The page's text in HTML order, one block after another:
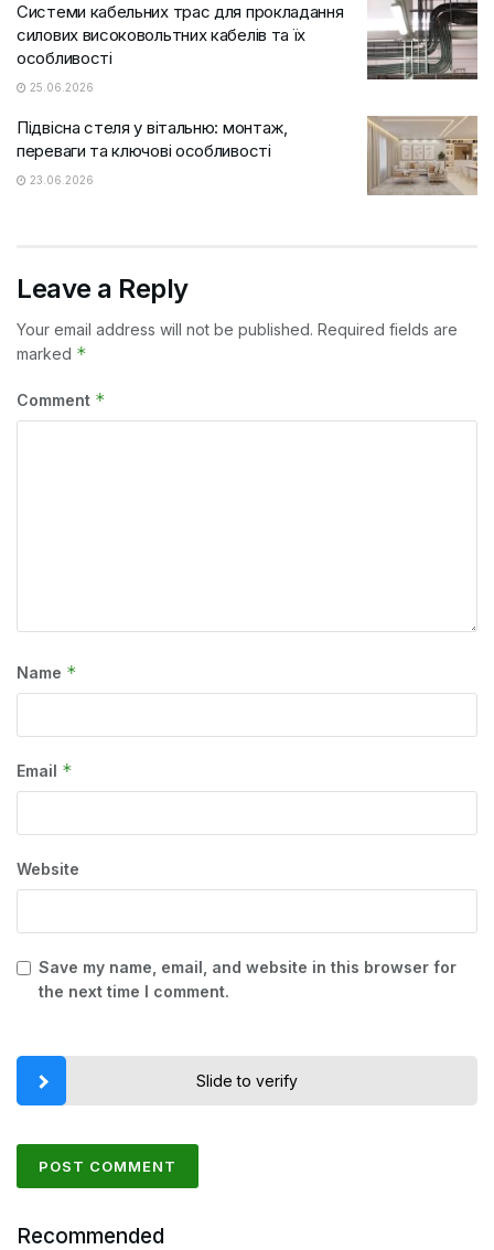
Системи кабельних трас для прокладання
силових високовольтних кабелів та їх
особливості
25.06.2026
Підвісна стеля у вітальню: монтаж,
переваги та ключові особливості
23.06.2026
Leave a Reply
Your email address will not be published. Required fields are
marked *
Comment *
Name *
Email *
Website
Save my name, email, and website in this browser for
the next time I comment.
Slide to verify
Recommended